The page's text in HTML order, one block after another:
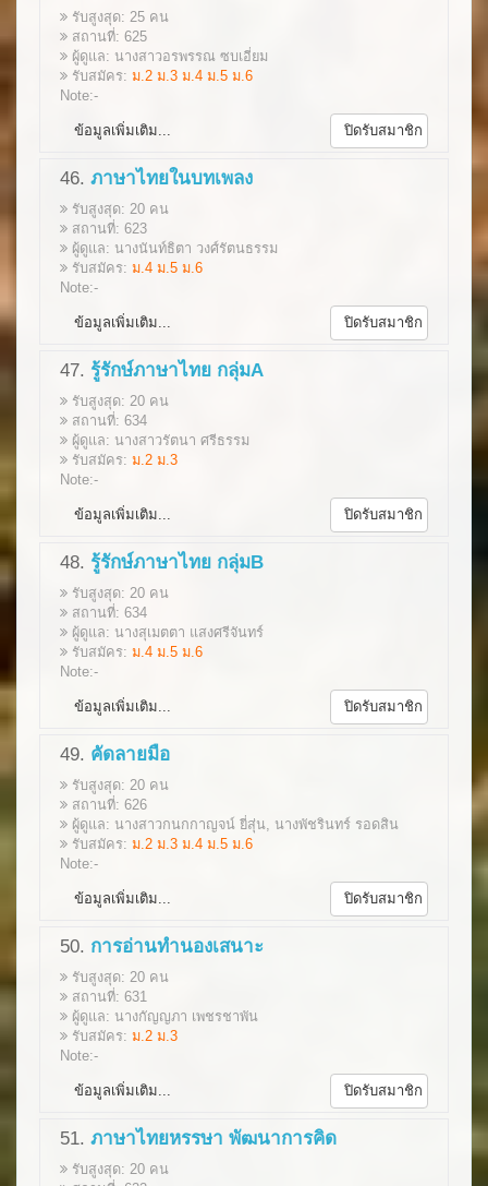
รับสูงสุด: 25 คน
สถานที่: 625
ผู้ดูแล: นางสาวอรพรรณ ซบเอี่ยม
รับสมัคร: ม.2 ม.3 ม.4 ม.5 ม.6
Note:-
ข้อมูลเพิ่มเติม... ปิดรับสมาชิก
46. ภาษาไทยในบทเพลง
รับสูงสุด: 20 คน
สถานที่: 623
ผู้ดูแล: นางนันท์ธิตา วงศ์รัตนธรรม
รับสมัคร: ม.4 ม.5 ม.6
Note:-
ข้อมูลเพิ่มเติม... ปิดรับสมาชิก
47. รู้รักษ์ภาษาไทย กลุ่มA
รับสูงสุด: 20 คน
สถานที่: 634
ผู้ดูแล: นางสาวรัตนา ศรีธรรม
รับสมัคร: ม.2 ม.3
Note:-
ข้อมูลเพิ่มเติม... ปิดรับสมาชิก
48. รู้รักษ์ภาษาไทย กลุ่มB
รับสูงสุด: 20 คน
สถานที่: 634
ผู้ดูแล: นางสุเมตตา แสงศรีจันทร์
รับสมัคร: ม.4 ม.5 ม.6
Note:-
ข้อมูลเพิ่มเติม... ปิดรับสมาชิก
49. คัดลายมือ
รับสูงสุด: 20 คน
สถานที่: 626
ผู้ดูแล: นางสาวกนกกาญจน์ ยี่สุ่น, นางพัชรินทร์ รอดสิน
รับสมัคร: ม.2 ม.3 ม.4 ม.5 ม.6
Note:-
ข้อมูลเพิ่มเติม... ปิดรับสมาชิก
50. การอ่านทำนองเสนาะ
รับสูงสุด: 20 คน
สถานที่: 631
ผู้ดูแล: นางกัญญภา เพชรชาพัน
รับสมัคร: ม.2 ม.3
Note:-
ข้อมูลเพิ่มเติม... ปิดรับสมาชิก
51. ภาษาไทยหรรษา พัฒนาการคิด
รับสูงสุด: 20 คน